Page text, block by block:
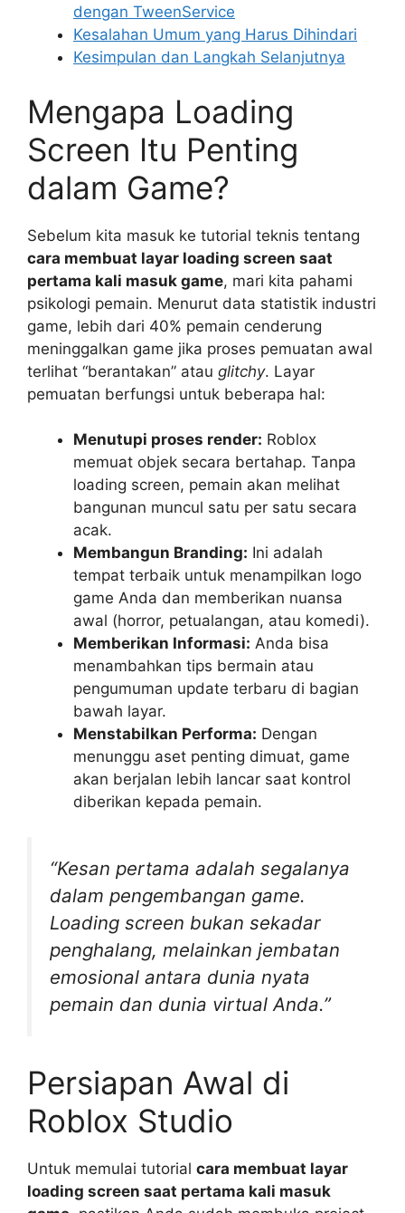
dengan TweenService
Kesalahan Umum yang Harus Dihindari
Kesimpulan dan Langkah Selanjutnya
Mengapa Loading
Screen Itu Penting
dalam Game?
Sebelum kita masuk ke tutorial teknis tentang
cara membuat layar loading screen saat
pertama kali masuk game, mari kita pahami
psikologi pemain. Menurut data statistik industri
game, lebih dari 40% pemain cenderung
meninggalkan game jika proses pemuatan awal
terlihat “berantakan” atau glitchy. Layar
pemuatan berfungsi untuk beberapa hal:
Menutupi proses render: Roblox
memuat objek secara bertahap. Tanpa
loading screen, pemain akan melihat
bangunan muncul satu per satu secara
acak.
Membangun Branding: Ini adalah
tempat terbaik untuk menampilkan logo
game Anda dan memberikan nuansa
awal (horror, petualangan, atau komedi).
Memberikan Informasi: Anda bisa
menambahkan tips bermain atau
pengumuman update terbaru di bagian
bawah layar.
Menstabilkan Performa: Dengan
menunggu aset penting dimuat, game
akan berjalan lebih lancar saat kontrol
diberikan kepada pemain.
“Kesan pertama adalah segalanya
dalam pengembangan game.
Loading screen bukan sekadar
penghalang, melainkan jembatan
emosional antara dunia nyata
pemain dan dunia virtual Anda.”
Persiapan Awal di
Roblox Studio
Untuk memulai tutorial cara membuat layar
loading screen saat pertama kali masuk